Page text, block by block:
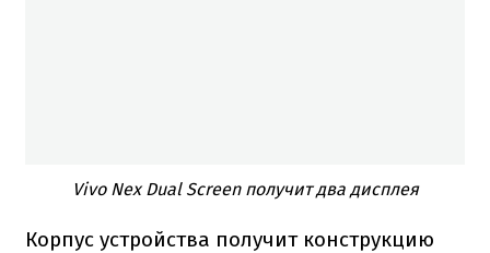
Vivo Nex Dual Screen получит два дисплея
Корпус устройства получит конструкцию